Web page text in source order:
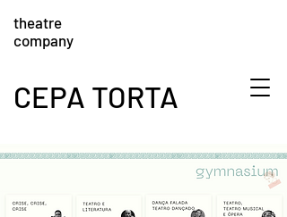
CEPA TORTA
theatre
company